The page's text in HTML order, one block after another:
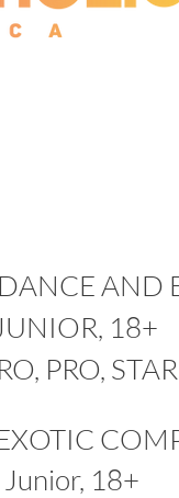
AND
18+
PRO,
Junior, 18+